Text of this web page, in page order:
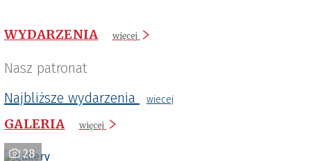
WYDARZENIA więcej
Nasz patronat
Najbliższe wydarzenia
wiecej
GALERIA więcej
28